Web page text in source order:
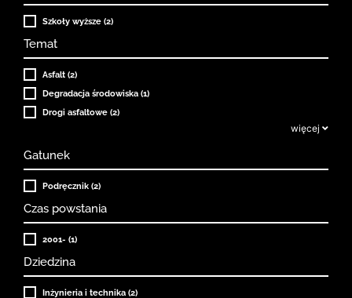
Szkoły wyższe (2)
Temat
Asfalt (2)
Degradacja środowiska (1)
Drogi asfaltowe (2)
więcej
Gatunek
Podręcznik (2)
Czas powstania
2001- (1)
Dziedzina
Inżynieria i technika (2)